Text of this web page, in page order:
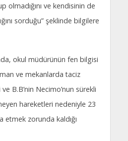
olmadığını ve kendisinin de
sorduğu” şeklinde bilgilere
okul müdürünün fen bilgisi
ve mekanlarda taciz
B.B’nin Necimo’nun sürekli
hareketleri nedeniyle 23
etmek zorunda kaldığı